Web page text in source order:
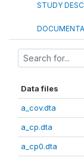
STUDY
Data files
a_cov.dta
a_cp.dta
a_cp0.dta